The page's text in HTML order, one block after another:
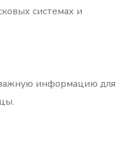
системах и
важную информацию для